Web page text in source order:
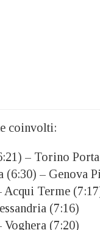
coinvolti:
– Torino
– Genova
Acqui Terme
(7:16)
Voghera (7:20)